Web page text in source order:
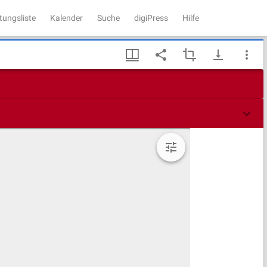
Kalender Suche digiPress Hilfe